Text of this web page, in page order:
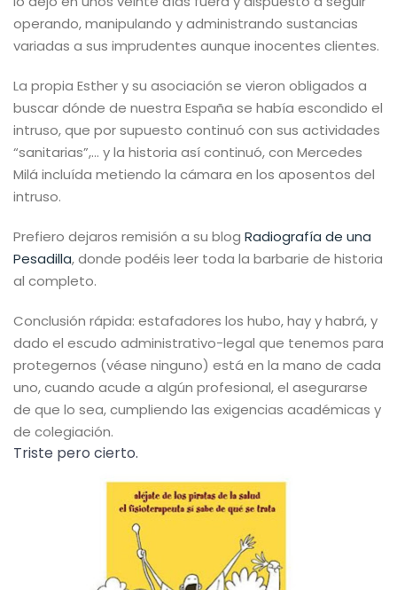
operando, manipulando y administrando sustancias
variadas a sus imprudentes aunque inocentes clientes.
La propia Esther y su asociación se vieron obligados a
buscar dónde de nuestra España se había escondido el
intruso, que por supuesto continuó con sus actividades
“sanitarias”,… y la historia así continuó, con Mercedes
Milá incluída metiendo la cámara en los aposentos del
intruso.
Prefiero dejaros remisión a su blog Radiografía de una
Pesadilla, donde podéis leer toda la barbarie de historia
al completo.
Conclusión rápida: estafadores los hubo, hay y habrá, y
dado el escudo administrativo-legal que tenemos para
protegernos (véase ninguno) está en la mano de cada
uno, cuando acude a algún profesional, el asegurarse
de que lo sea, cumpliendo las exigencias académicas y
de colegiación.
Triste pero cierto.